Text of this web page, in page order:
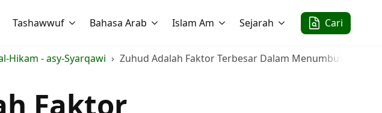
Tashawwuf Bahasa Arab Islam Am Sejarah Cari
Hikam - asy-Syarqawi Zuhud Adalah Faktor Terbesar Dalam Menumbuhkan
Faktor